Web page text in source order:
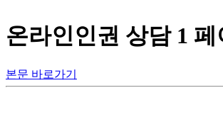
온라인인권 상담 1 페
본문 바로가기